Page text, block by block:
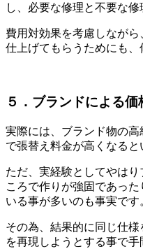
し、必要な修理と不要な修
費用対効果を考慮しなが
仕上げてもらうためにも、
５．ブランドによる価
実際には、ブランド物の
で張替え料金が高くなると
ただ、実経験としてやは
ころで作りが強固であっ
いる事が多いのも事実です
その為、結果的に同じ仕
を再現しようとする事で